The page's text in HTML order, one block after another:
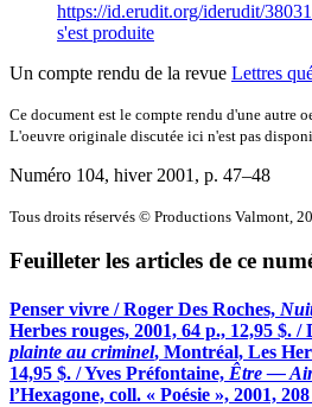
https://id.erudit.org/iderudit/
s'est produite
Un compte rendu de la revue Lettres
Ce document est le compte rendu d'une autre
L'oeuvre originale discutée ici n'est pas
Numéro 104, hiver 2001 , p. 47–48
Tous droits réservés © Productions Valmont,
Feuilleter les articles de ce
Penser vivre / Roger Des Roches,
Herbes rouges, 2001, 64 p., 12,95 $. /
plainte au criminel, Montréal, Les
14,95 $. / Yves Préfontaine, Être —
l’Hexagone, coll. « Poésie », 2001,